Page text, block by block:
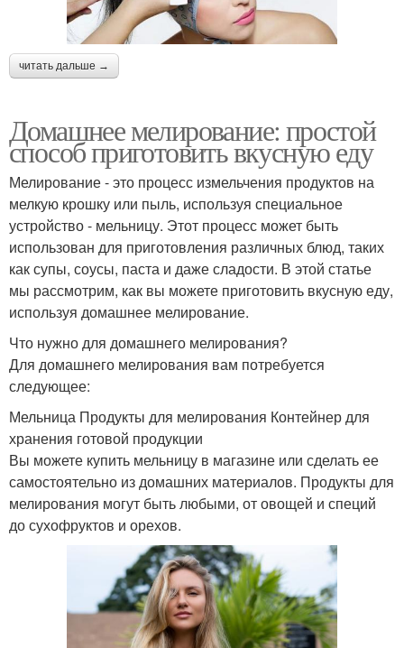
читать дальше →
Домашнее мелирование: простой
способ приготовить вкусную еду
Мелирование - это процесс измельчения продуктов на
мелкую крошку или пыль, используя специальное
устройство - мельницу. Этот процесс может быть
использован для приготовления различных блюд, таких
как супы, соусы, паста и даже сладости. В этой статье
мы рассмотрим, как вы можете приготовить вкусную еду,
используя домашнее мелирование.
Что нужно для домашнего мелирования?
Для домашнего мелирования вам потребуется
следующее:
Мельница Продукты для мелирования Контейнер для
хранения готовой продукции
Вы можете купить мельницу в магазине или сделать ее
самостоятельно из домашних материалов. Продукты для
мелирования могут быть любыми, от овощей и специй
до сухофруктов и орехов.